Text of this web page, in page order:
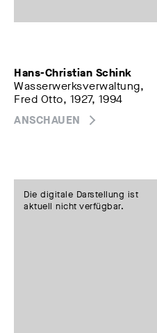
Hans-Christian Schink
Wasserwerksverwaltung,
Fred Otto, 1927, 1994
ANSCHAUEN
Die digitale Darstellung ist
aktuell nicht verfügbar.